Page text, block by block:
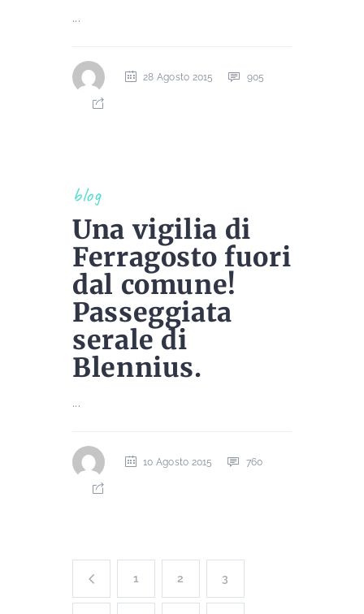
...
28 Agosto 2015 905
blog
Una vigilia di
Ferragosto fuori
dal comune!
Passeggiata
serale di
Blennius.
...
10 Agosto 2015 760
1 2 3